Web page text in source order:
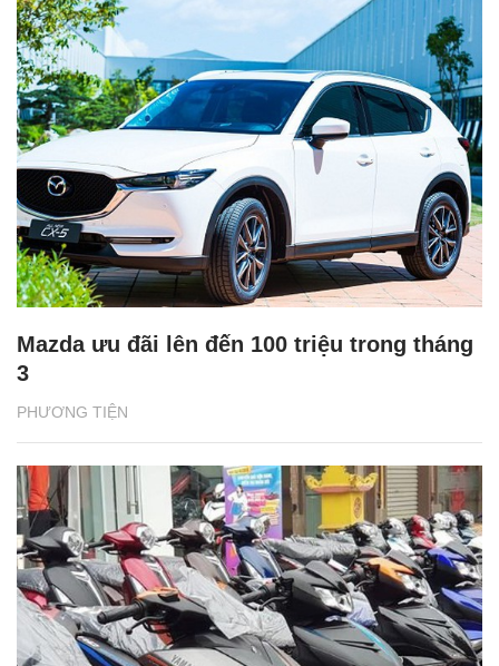
PHƯƠNG TIỆN
Mazda ưu đãi lên đến 100 triệu trong tháng
3